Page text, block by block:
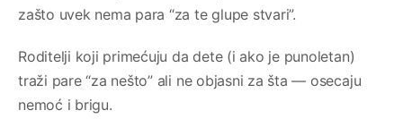
zašto uvek nema para “za te glupe stvari”.
Roditelji koji primećuju da dete (i ako je punoletan)
traži pare “za nešto” ali ne objasni za šta — osecaju
nemoć i brigu.